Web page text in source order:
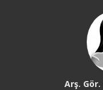
Arş. Gör.